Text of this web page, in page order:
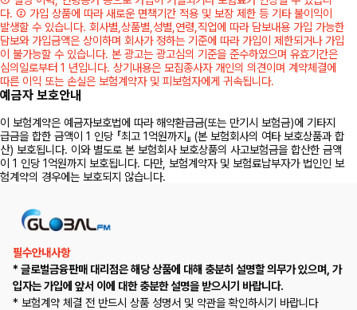
다. ② 가입 상품에 따라 새로운 면책기간 적용 및 보장 제한 등 기타 불이익이
발생할 수 있습니다. 회사별,상품별,성별,연령,직업에 따라 담보내용 가입 가능한
담보와 가입금액은 상이하며 회사가 정하는 기준에 따라 가입이 제한되거나 가입
이 불가능할 수 있습니다. 본 광고는 광고심의 기준을 준수하였으며 유효기간은
심의일로부터 1 년입니다. 상기내용은 모집종사자 개인의 의견이며 계약체결에
따른 이익 또는 손실은 보험계약자 및 피보험자에게 귀속됩니다.
예금자 보호안내
이 보험계약은 예금자보호법에 따라 해약환급금(또는 만기시 보험금)에 기타지
급금을 합한 금액이 1 인당 『최고 1억원까지』 (본 보험회사의 여타 보호상품과 합
산) 보호됩니다. 이와 별도로 본 보험회사 보호상품의 사고보험금을 합산한 금액
이 1 인당 1억원까지 보호됩니다. 다만, 보험계약자 및 보험료납부자가 법인인 보
험계약의 경우에는 보호되지 않습니다.
필수안내사항
* 글로벌금융판매 대리점은 해당 상품에 대해 충분히 설명할 의무가 있으며, 가
입자는 가입에 앞서 이에 대한 충분한 설명을 받으시기 바랍니다.
* 보험계약 체결 전 반드시 상품 성명서 및 약관을 확인하시기 바랍니다